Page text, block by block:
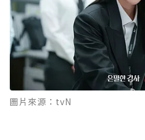
圖片來源：tvN